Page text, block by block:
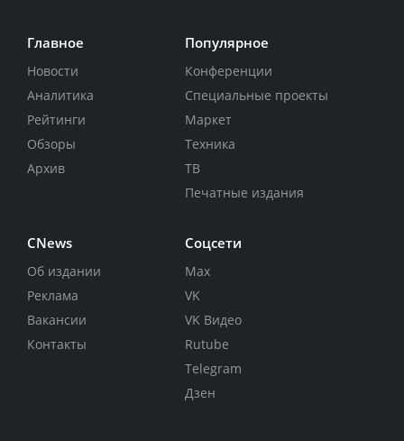
Главное
Новости
Аналитика
Рейтинги
Обзоры
Архив
Популярное
Конференции
Специальные проекты
Маркет
Техника
ТВ
Печатные издания
CNews
Об издании
Реклама
Вакансии
Контакты
Соцсети
Max
VK
VK Видео
Rutube
Telegram
Дзен